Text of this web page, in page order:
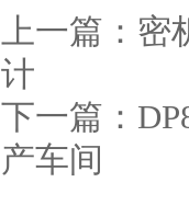
上一篇： 密
计
下一篇：
产车间